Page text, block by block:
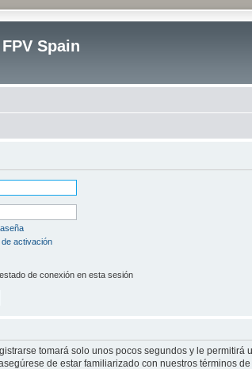
Spain
de activación
de conexión en esta sesión
tomará solo unos pocos segundos y le
de estar familiarizado con nuestros términos